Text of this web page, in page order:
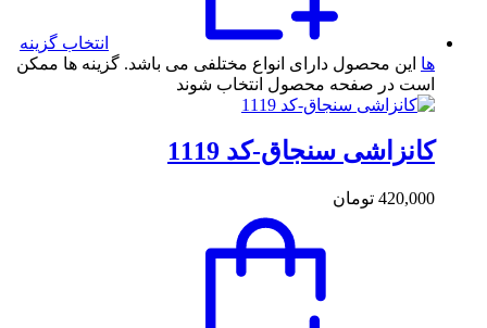
انتخاب گزینه
ها این محصول دارای انواع مختلفی می باشد. گزینه ها ممکن
است در صفحه محصول انتخاب شوند
کانزاشی سنجاق-کد 1119
420,000 تومان